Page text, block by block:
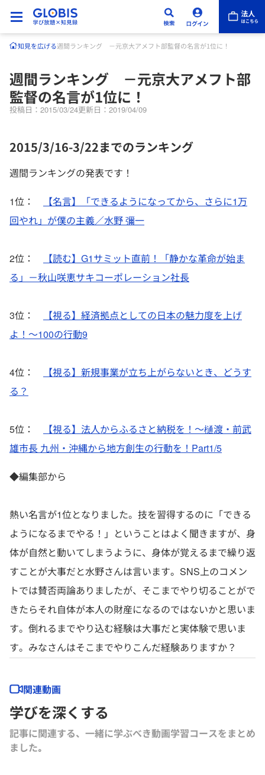
知見を広げる週間ランキング －元京大アメフト部監督の名言が1位に！
週間ランキング －元京大アメフト部
監督の名言が1位に！
投稿日：2015/03/24更新日：2019/04/09
2015/3/16-3/22までのランキング
週間ランキングの発表です！
1位：
【名言】「できるようになってから、さらに1万
回やれ」が僕の主義／水野 彌一
2位：
【読む】G1サミット直前！「静かな革命が始ま
る」－秋山咲恵サキコーポレーション社長
3位：
【視る】経済拠点としての日本の魅力度を上げ
よ！～100の行動9
4位：
【視る】新規事業が立ち上がらないとき、どうす
る？
5位：
【視る】法人からふるさと納税を！～樋渡・前武
雄市長 九州・沖縄から地方創生の行動を！Part1/5
◆編集部から
熱い名言が1位となりました。技を習得するのに「できる
ようになるまでやる！」ということはよく聞きますが、 身
体が自然と動いてしまうように、 身体が覚えるまで繰り返
すことが大事だと水野さんは言います​。 SNS上のコメン
トでは賛否両論ありましたが、 そこまでやり切ることがで
きたらそれ自体が本人の財産になるのではないかと思いま
す。 倒れるまでやり込む経験は大事だと実体験で思いま
す。 みなさんはそこまでやりこんだ経験ありますか？
関連動画
学びを深くする
記事に関連する、一緒に学ぶべき動画学習コースをまとめ
ました｡